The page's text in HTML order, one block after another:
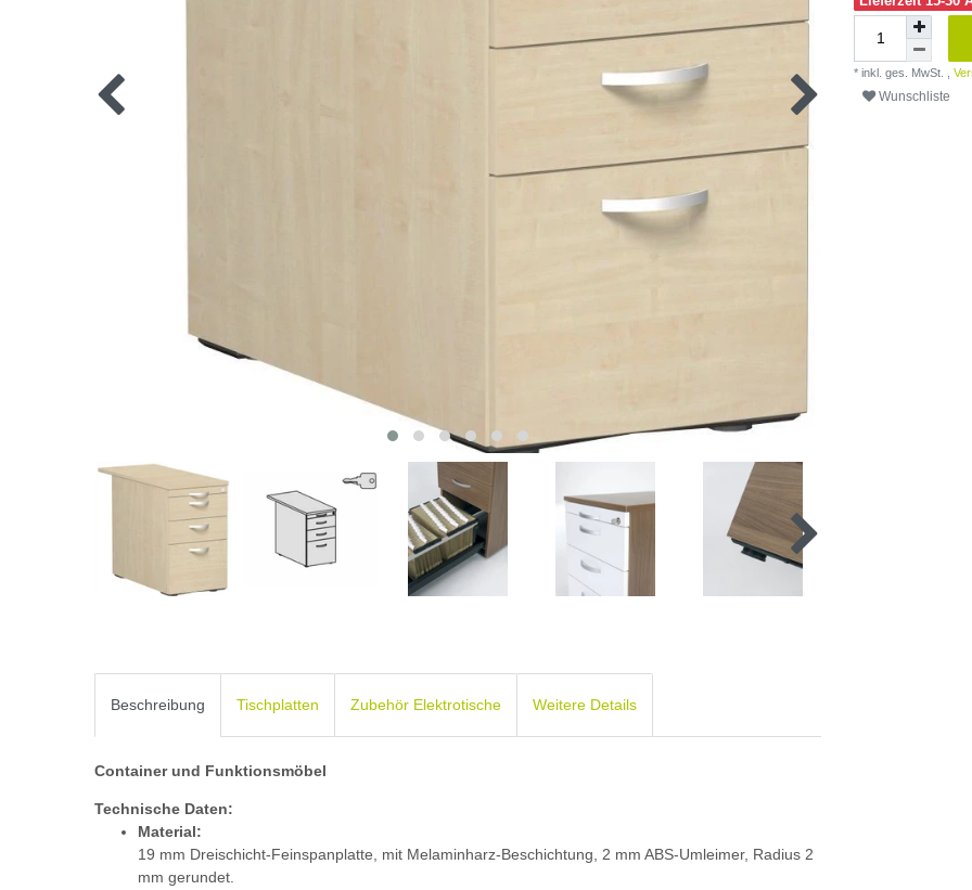
* inkl. ges. MwSt. ,
Wunschliste
Beschreibung Tischplatten Zubehör Elektrotische Weitere Details
Container und Funktionsmöbel
Technische Daten:
Material:
19 mm Dreischicht-Feinspanplatte, mit Melaminharz-Beschichtung, 2 mm ABS-Umleimer, Radius 2
mm gerundet.